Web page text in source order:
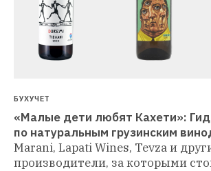
БУХУЧЕТ
«Малые дети любят Кахети»: Гид
по натуральным грузинским
Marani, Lapati Wines, Tevza и
производители, за которыми